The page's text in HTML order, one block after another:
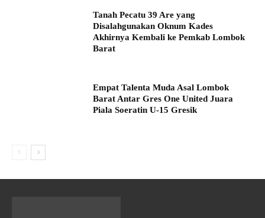
Tanah Pecatu 39 Are yang
Disalahgunakan Oknum Kades
Akhirnya Kembali ke Pemkab Lombok
Barat
Empat Talenta Muda Asal Lombok
Barat Antar Gres One United Juara
Piala Soeratin U-15 Gresik